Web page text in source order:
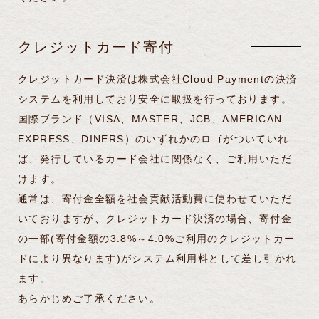
クレジットカード寄付
クレジットカード決済は株式会社Cloud Paymentの決済
システムを利用しており安全に取扱を行っております。
国際ブランド（VISA、MASTER、JCB、AMERICAN
EXPRESS、DINERS）のいずれかのロゴがついていれ
ば、発行しているカード会社に関係なく、ご利用いただ
けます。
通常は、寄付金全額を社会貢献活動費に使わせていただ
いておりますが、クレジットカード決済の場合、寄付金
の一部(寄付金額の3.8%～4.0%ご利用のクレジットカー
ドにより異なります)がシステム利用料として差し引かれ
ます。
あらかじめご了承ください。